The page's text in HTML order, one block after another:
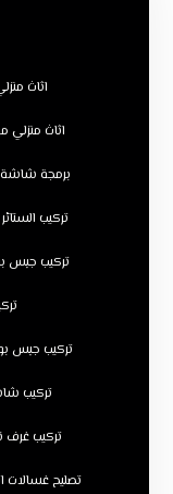
اثاث
اثاث منزلي
برمجة شاشة
تركيب
تركيب جبس
تركيب جبس
تركيب
تركيب غرف
تصليح غسالات